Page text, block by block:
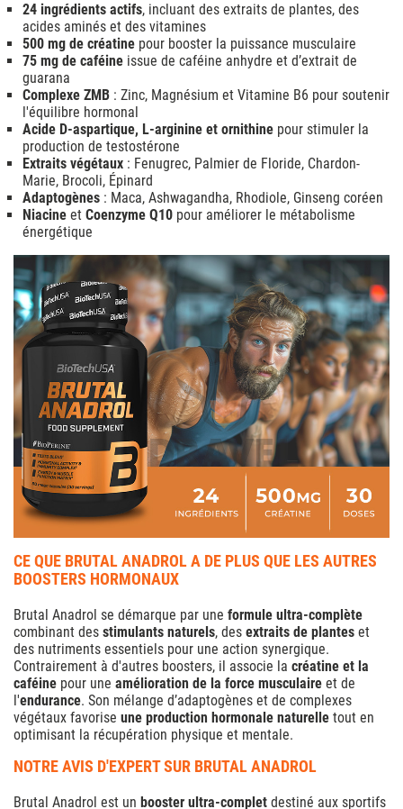
24 ingrédients actifs, incluant des extraits de plantes, des
acides aminés et des vitamines
500 mg de créatine pour booster la puissance musculaire
75 mg de caféine issue de caféine anhydre et d’extrait de
guarana
Complexe ZMB : Zinc, Magnésium et Vitamine B6 pour soutenir
l'équilibre hormonal
Acide D-aspartique, L-arginine et ornithine pour stimuler la
production de testostérone
Extraits végétaux : Fenugrec, Palmier de Floride, Chardon-
Marie, Brocoli, Épinard
Adaptogènes : Maca, Ashwagandha, Rhodiole, Ginseng coréen
Niacine et Coenzyme Q10 pour améliorer le métabolisme
énergétique
CE QUE BRUTAL ANADROL A DE PLUS QUE LES AUTRES
BOOSTERS HORMONAUX
Brutal Anadrol se démarque par une formule ultra-complète
combinant des stimulants naturels, des extraits de plantes et
des nutriments essentiels pour une action synergique.
Contrairement à d'autres boosters, il associe la créatine et la
caféine pour une amélioration de la force musculaire et de
l'endurance. Son mélange d’adaptogènes et de complexes
végétaux favorise une production hormonale naturelle tout en
optimisant la récupération physique et mentale.
NOTRE AVIS D'EXPERT SUR BRUTAL ANADROL
Brutal Anadrol est un booster ultra-complet destiné aux sportifs